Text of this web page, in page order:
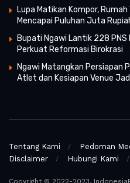
Lupa Matikan Kompor,
Mencapai Puluhan Juta
Bupati Ngawi Lantik 228 PNS
Perkuat Reformasi Birokrasi
Ngawi Matangkan Persiapan
Atlet dan Kesiapan Venue
Tentang Kami Pedoman
Disclaimer
Hubungi Kami
Copyright © 2022-2023,